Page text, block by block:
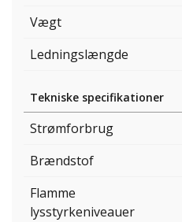
Vægt
Ledningslængde
Tekniske specifikationer
Strømforbrug
Brændstof
Flamme
lysstyrkeniveauer